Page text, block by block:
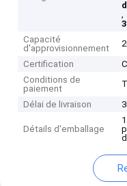
,
Capacité
d'approvisionnement
Certification
Conditions de
paiement
Délai de livraison
Détails d'emballage